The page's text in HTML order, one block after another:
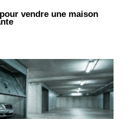
vendre une maison